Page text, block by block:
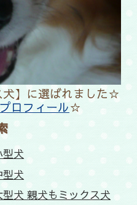
犬】に選ばれました☆
ロフィール☆
犬
犬
犬 親犬もミックス犬